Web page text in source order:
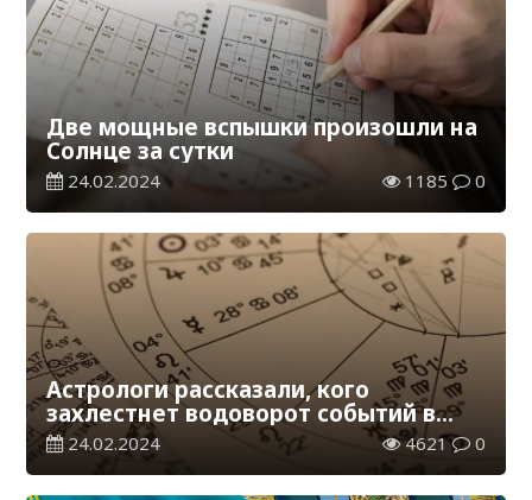
Две мощные вспышки произошли на
Солнце за сутки
24.02.2024 1185 0
Астрологи рассказали, кого
захлестнет водоворот событий в
начале весны
24.02.2024 4621 0